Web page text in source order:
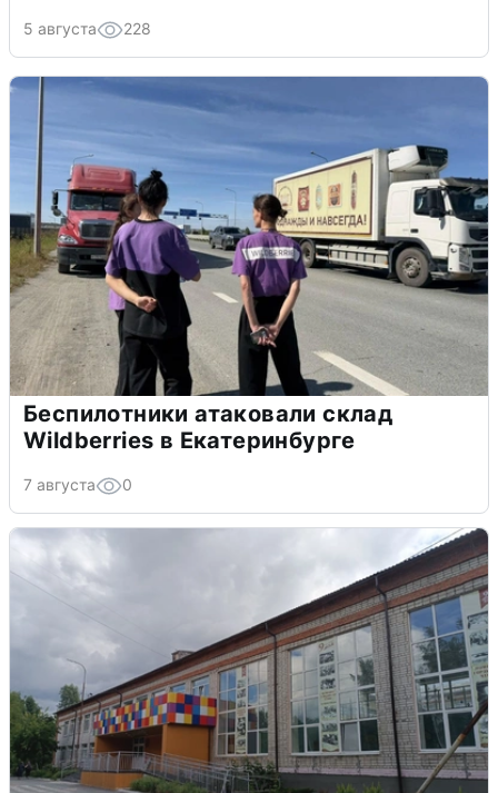
5 августа 228
Беспилотники атаковали склад
Wildberries в Екатеринбурге
7 августа 0